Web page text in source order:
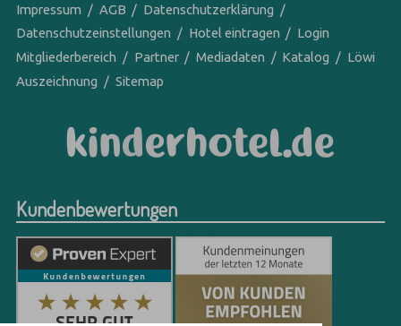
Impressum AGB
Datenschutzerklärung
Datenschutzeinstellungen
Hotel eintragen
Login
Mitgliederbereich
Partner Mediadaten Katalog
Löwi
Auszeichnung
Sitemap
Kundenbewertungen